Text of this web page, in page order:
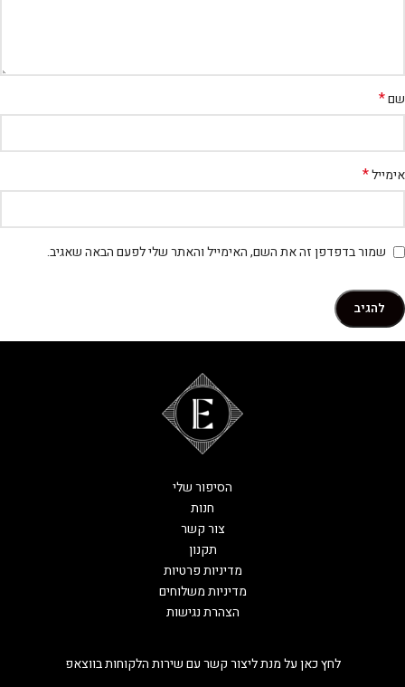
שם*
אימייל*
שמור בדפדפן זה את השם, האימייל והאתר שלי לפעם הבאה שאגיב.
לחץ כאן על מנת ליצור קשר עם שירות הלקוחות בווצאפ
הסיפור שלי
חנות
צור קשר
תקנון
מדיניות פרטיות
מדיניות משלוחים
הצהרת נגישות